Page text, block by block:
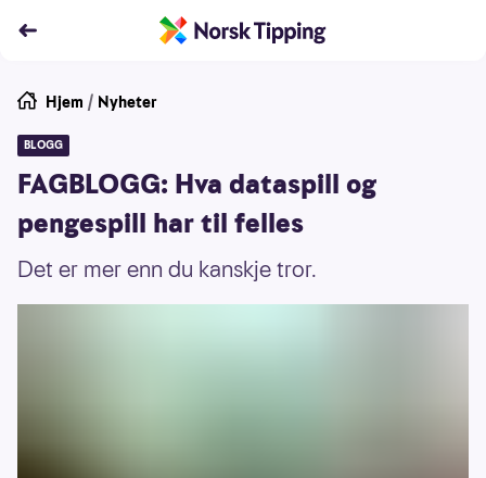
Hjem / Nyheter
BLOGG
FAGBLOGG: Hva dataspill og
pengespill har til felles
Det er mer enn du kanskje tror.